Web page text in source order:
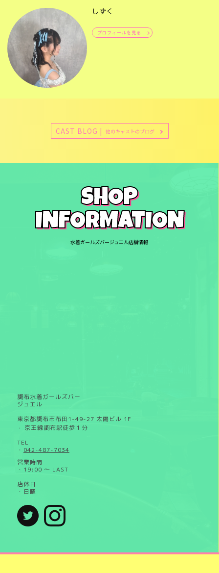
しずく
プロフィールを見る
CAST BLOG | 他のキャストのブログ
SHOP
INFORMATION
水着ガールズバージュエル店舗情報
調布水着ガールズバー
ジュエル
東京都調布市布田1-49-27 太陽ビル 1F
・
京王線調布駅徒歩１分
TEL
・ 042-487-7034
営業時間
・19:00 ～ LAST
店休日
・日曜